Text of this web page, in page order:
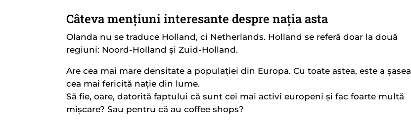
Câteva mențiuni interesante despre nația asta
Olanda nu se traduce Holland, ci Netherlands. Holland se referă doar la două
regiuni: Noord-Holland și Zuid-Holland.
Are cea mai mare densitate a populației din Europa. Cu toate astea, este a șasea
cea mai fericită nație din lume.
Să fie, oare, datorită faptului că sunt cei mai activi europeni și fac foarte multă
mișcare? Sau pentru că au coffee shops?